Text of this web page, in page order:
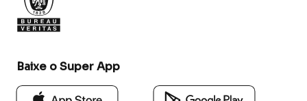
Baixe o Super App